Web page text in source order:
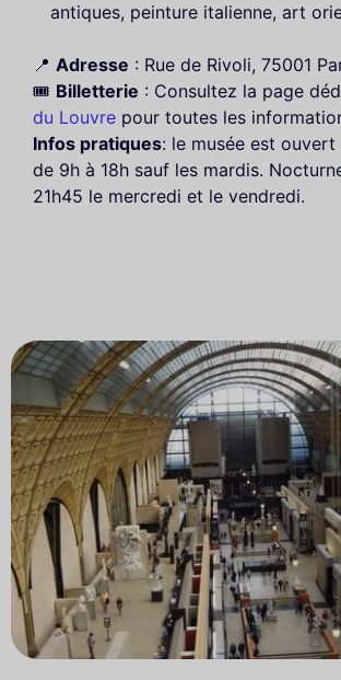
antiques, peinture italienne, art
📍 Adresse : Rue de Rivoli, 75001
🎟️ Billetterie : Consultez la page
du Louvre pour toutes les
Infos pratiques: le musée est
de 9h à 18h sauf les mardis.
21h45 le mercredi et le vendredi.